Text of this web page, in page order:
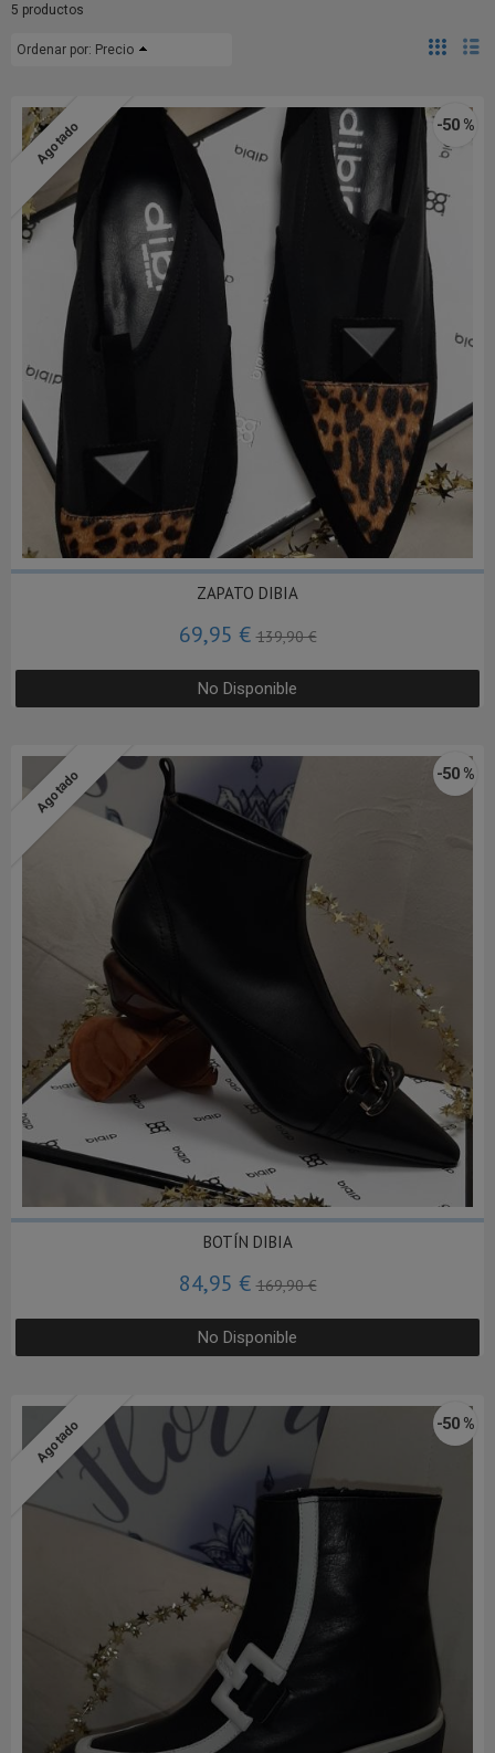
5 productos
Ordenar por: Precio
Agotado -50 %
ZAPATO DIBIA
69,95 €139,90 €
No Disponible
Agotado -50 %
BOTÍN DIBIA
84,95 €169,90 €
No Disponible
Agotado -50 %